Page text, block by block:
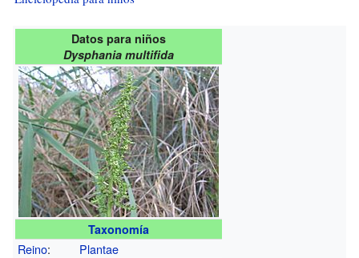
Datos para niños
Dysphania multifida
Taxonomía
Reino:
Plantae